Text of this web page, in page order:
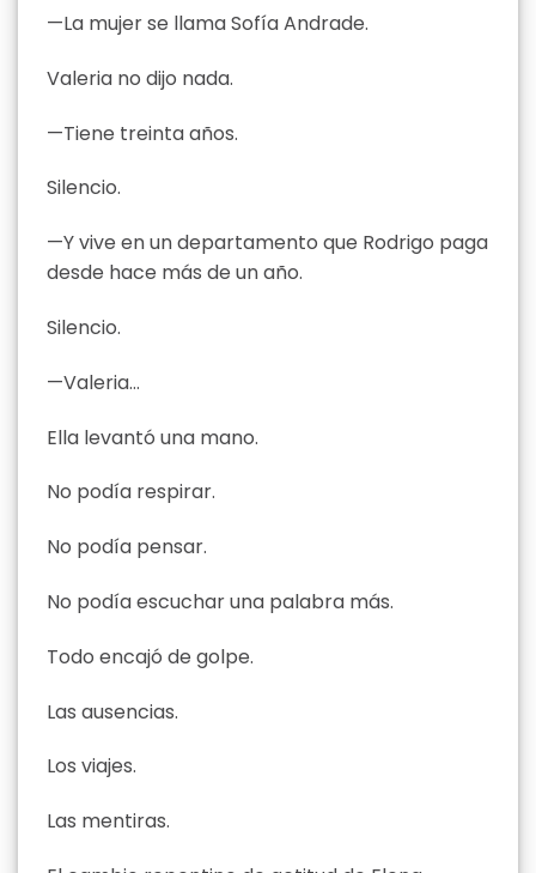
—La mujer se llama Sofía Andrade.
Valeria no dijo nada.
—Tiene treinta años.
Silencio.
—Y vive en un departamento que Rodrigo paga
desde hace más de un año.
Silencio.
—Valeria…
Ella levantó una mano.
No podía respirar.
No podía pensar.
No podía escuchar una palabra más.
Todo encajó de golpe.
Las ausencias.
Los viajes.
Las mentiras.